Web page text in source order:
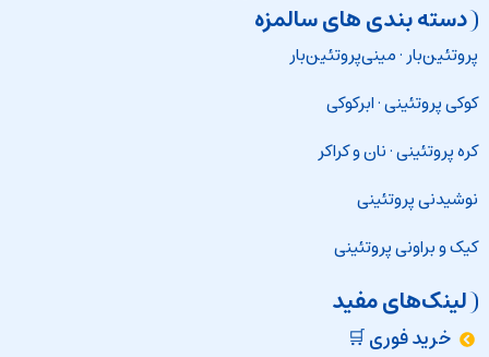
دسته بندی های سالمزه
پروتئین‌بار·مینی‌پروتئین‌بار
کوکی پروتئینی·ابرکوکی
کره پروتئینی·نان و کراکر
نوشیدنی پروتئینی
کیک و براونی پروتئینی
لینک‌های مفید
خرید فوری 🛒